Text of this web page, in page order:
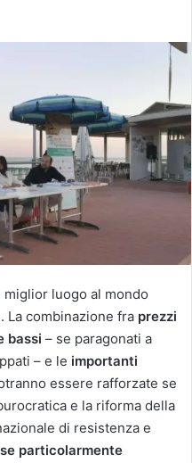
miglior luogo al mondo
La combinazione fra prezzi
bassi – se paragonati a
– e le importanti
essere rafforzate se
e la riforma della
di resistenza e
particolarmente